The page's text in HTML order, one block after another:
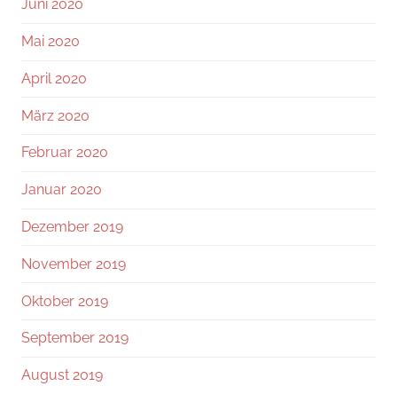
Juni 2020
Mai 2020
April 2020
März 2020
Februar 2020
Januar 2020
Dezember 2019
November 2019
Oktober 2019
September 2019
August 2019